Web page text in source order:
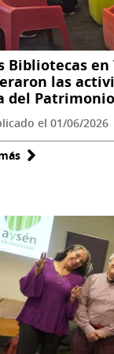
visitas
e
instala
un
nuevo
histórico
de
Bibliotecas en
las
del Patrimonio
el 01/06/2026
sobre
en
Teletón
del
SNBP
lideraron
las
actividades